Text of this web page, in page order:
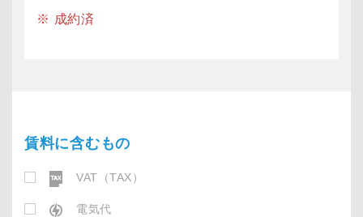
※ 成約済
賃料に含むもの
VAT（TAX）
電気代